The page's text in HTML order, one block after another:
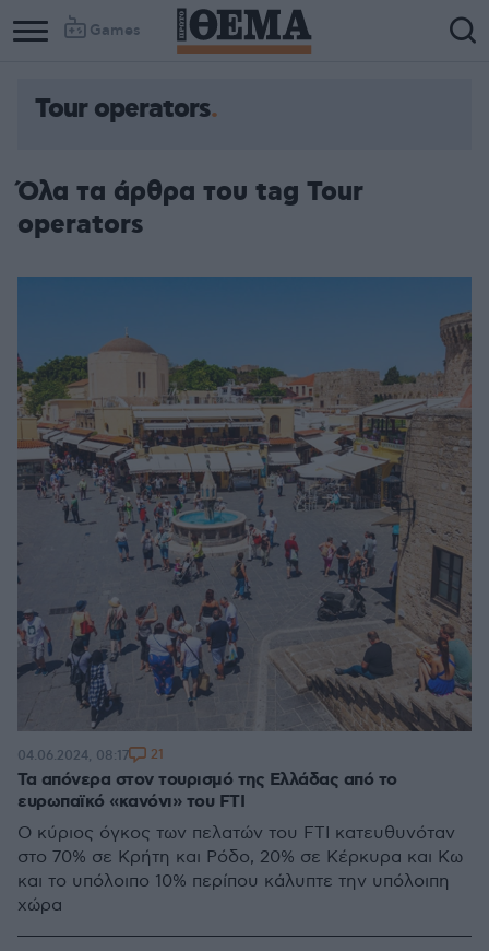
Games
Tour operators
Όλα τα άρθρα του tag Tour
operators
Τα απόνερα στον τουρισμό της Ελλάδας από το
ευρωπαϊκό «κανόνι» του FTI
Ο κύριος όγκος των πελατών του FTI κατευθυνόταν
στο 70% σε Κρήτη και Ρόδο, 20% σε Κέρκυρα και Κω
και το υπόλοιπο 10% περίπου κάλυπτε την υπόλοιπη
χώρα
04.06.2024, 08:17 21